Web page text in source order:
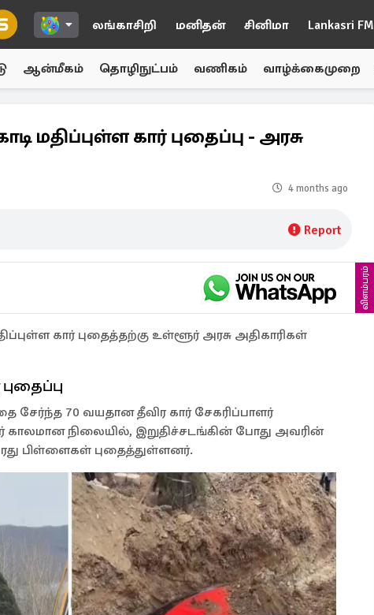
லங்காசிறி மனிதன் சினிமா Lankasri FM
ஆன்மீகம் தொழிநுட்பம் வணிகம் வாழ்க்கைமுறை
மதிப்புள்ள கார் புதைப்பு - அரசு
4 months ago
Report
விளம்பரம்
கார் புதைத்தற்கு உள்ளூர் அரசு அதிகாரிகள்
70 வயதான தீவிர கார் சேகரிப்பாளர்
காலமான நிலையில், இறுதிச்சடங்கின் போது அவரின்
பிள்ளைகள் புதைத்துள்ளனர்.